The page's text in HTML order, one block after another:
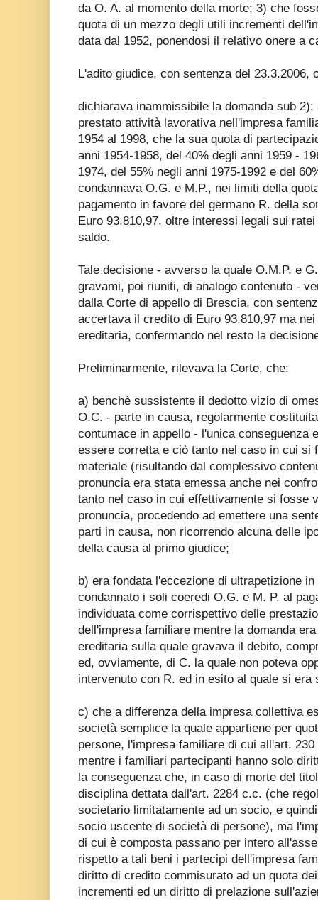
da O. A. al momento della morte; 3) che
quota di un mezzo degli utili incrementi
data dal 1952, ponendosi il relativo onere a
L'adito giudice, con sentenza del 23.3.2006,
dichiarava inammissibile la domanda sub
prestato attività lavorativa nell'impresa
1954 al 1998, che la sua quota di
anni 1954-1958, del 40% degli anni 1959 -
1974, del 55% negli anni 1975-1992 e del
condannava O.G. e M.P., nei limiti della
pagamento in favore del germano R. della
Euro 93.810,97, oltre interessi legali sui
saldo.
Tale decisione - avverso la quale O.M.P. e
gravami, poi riuniti, di analogo contenuto -
dalla Corte di appello di Brescia, con
accertava il credito di Euro 93.810,97 ma
ereditaria, confermando nel resto la
Preliminarmente, rilevava la Corte, che:
a) benchè sussistente il dedotto vizio di
O.C. - parte in causa, regolarmente
contumace in appello - l'unica conseguenza
essere corretta e ciò tanto nel caso in cui si
materiale (risultando dal complessivo
pronuncia era stata emessa anche nei
tanto nel caso in cui effettivamente si fosse
pronuncia, procedendo ad emettere una
parti in causa, non ricorrendo alcuna delle
della causa al primo giudice;
b) era fondata l'eccezione di ultrapetizione
condannato i soli coeredi O.G. e M. P. al
individuata come corrispettivo delle
dell'impresa familiare mentre la domanda
ereditaria sulla quale gravava il debito,
ed, ovviamente, di C. la quale non poteva
intervenuto con R. ed in esito al quale si era
c) che a differenza della impresa collettiva
società semplice la quale appartiene per
persone, l'impresa familiare di cui all'art.
mentre i familiari partecipanti hanno solo
la conseguenza che, in caso di morte del
disciplina dettata dall'art. 2284 c.c. (che
societario limitatamente ad un socio, e
socio uscente di società di persone), ma
di cui è composta passano per intero
rispetto a tali beni i partecipi dell'impresa
diritto di credito commisurato ad un quota
incrementi ed un diritto di prelazione